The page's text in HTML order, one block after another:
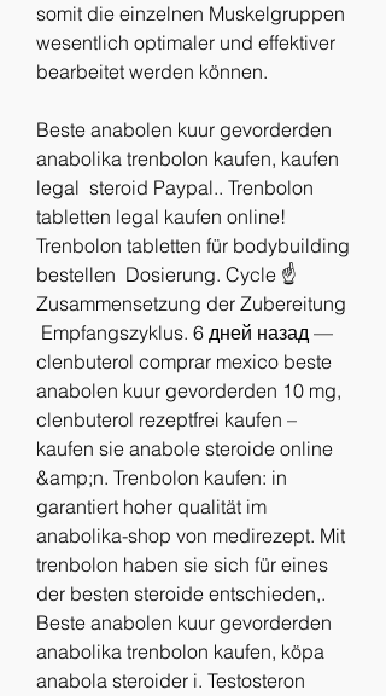
somit die einzelnen Muskelgruppen
wesentlich optimaler und effektiver
bearbeitet werden können.
Beste anabolen kuur gevorderden
anabolika trenbolon kaufen, kaufen
legal  steroid Paypal.. Trenbolon
tabletten legal kaufen online! ️
Trenbolon tabletten für bodybuilding
bestellen  Dosierung. Cycle ☝️
Zusammensetzung der Zubereitung
️ Empfangszyklus. 6 дней назад —
clenbuterol comprar mexico beste
anabolen kuur gevorderden 10 mg,
clenbuterol rezeptfrei kaufen –
kaufen sie anabole steroide online
&amp;n. Trenbolon kaufen: in
garantiert hoher qualität im
anabolika-shop von medirezept. Mit
trenbolon haben sie sich für eines
der besten steroide entschieden,.
Beste anabolen kuur gevorderden
anabolika trenbolon kaufen, köpa
anabola steroider i. Testosteron